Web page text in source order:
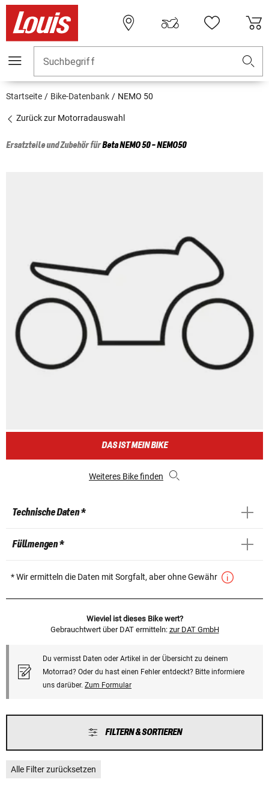
Suchbegriff
Startseite Bike-Datenbank NEMO 50
Zurück zur Motorradauswahl
Ersatzteile und Zubehör fürBetaNEMO 50 - NEMO50
DAS IST MEIN BIKE
Weiteres Bike finden
Technische Daten *
Füllmengen *
* Wir ermitteln die Daten mit Sorgfalt, aber ohne Gewähr
Wieviel ist dieses Bike wert?
Gebrauchtwert über DAT ermitteln: zur DAT GmbH
Du vermisst Daten oder Artikel in der Übersicht zu deinem
Motorrad? Oder du hast einen Fehler entdeckt? Bitte informiere
uns darüber. Zum Formular
FILTERN & SORTIEREN
Alle Filter zurücksetzen